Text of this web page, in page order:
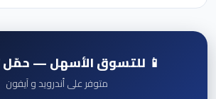
📱 للتسوق الأسهل — حمّل
متوفر على أندرويد و آيفون